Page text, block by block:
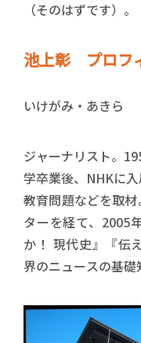
（そのはずです）。
池上彰 プロフ
いけがみ・あきら
ジャーナリスト。
学卒業後、NHKに
教育問題などを取
ターを経て、2005
か！ 現代史』『伝
界のニュースの基礎